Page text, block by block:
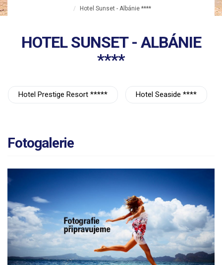
Hotel Sunset - Albánie ****
HOTEL SUNSET - ALBÁNIE
****
Hotel Prestige Resort ***** Hotel Seaside ****
Fotogalerie